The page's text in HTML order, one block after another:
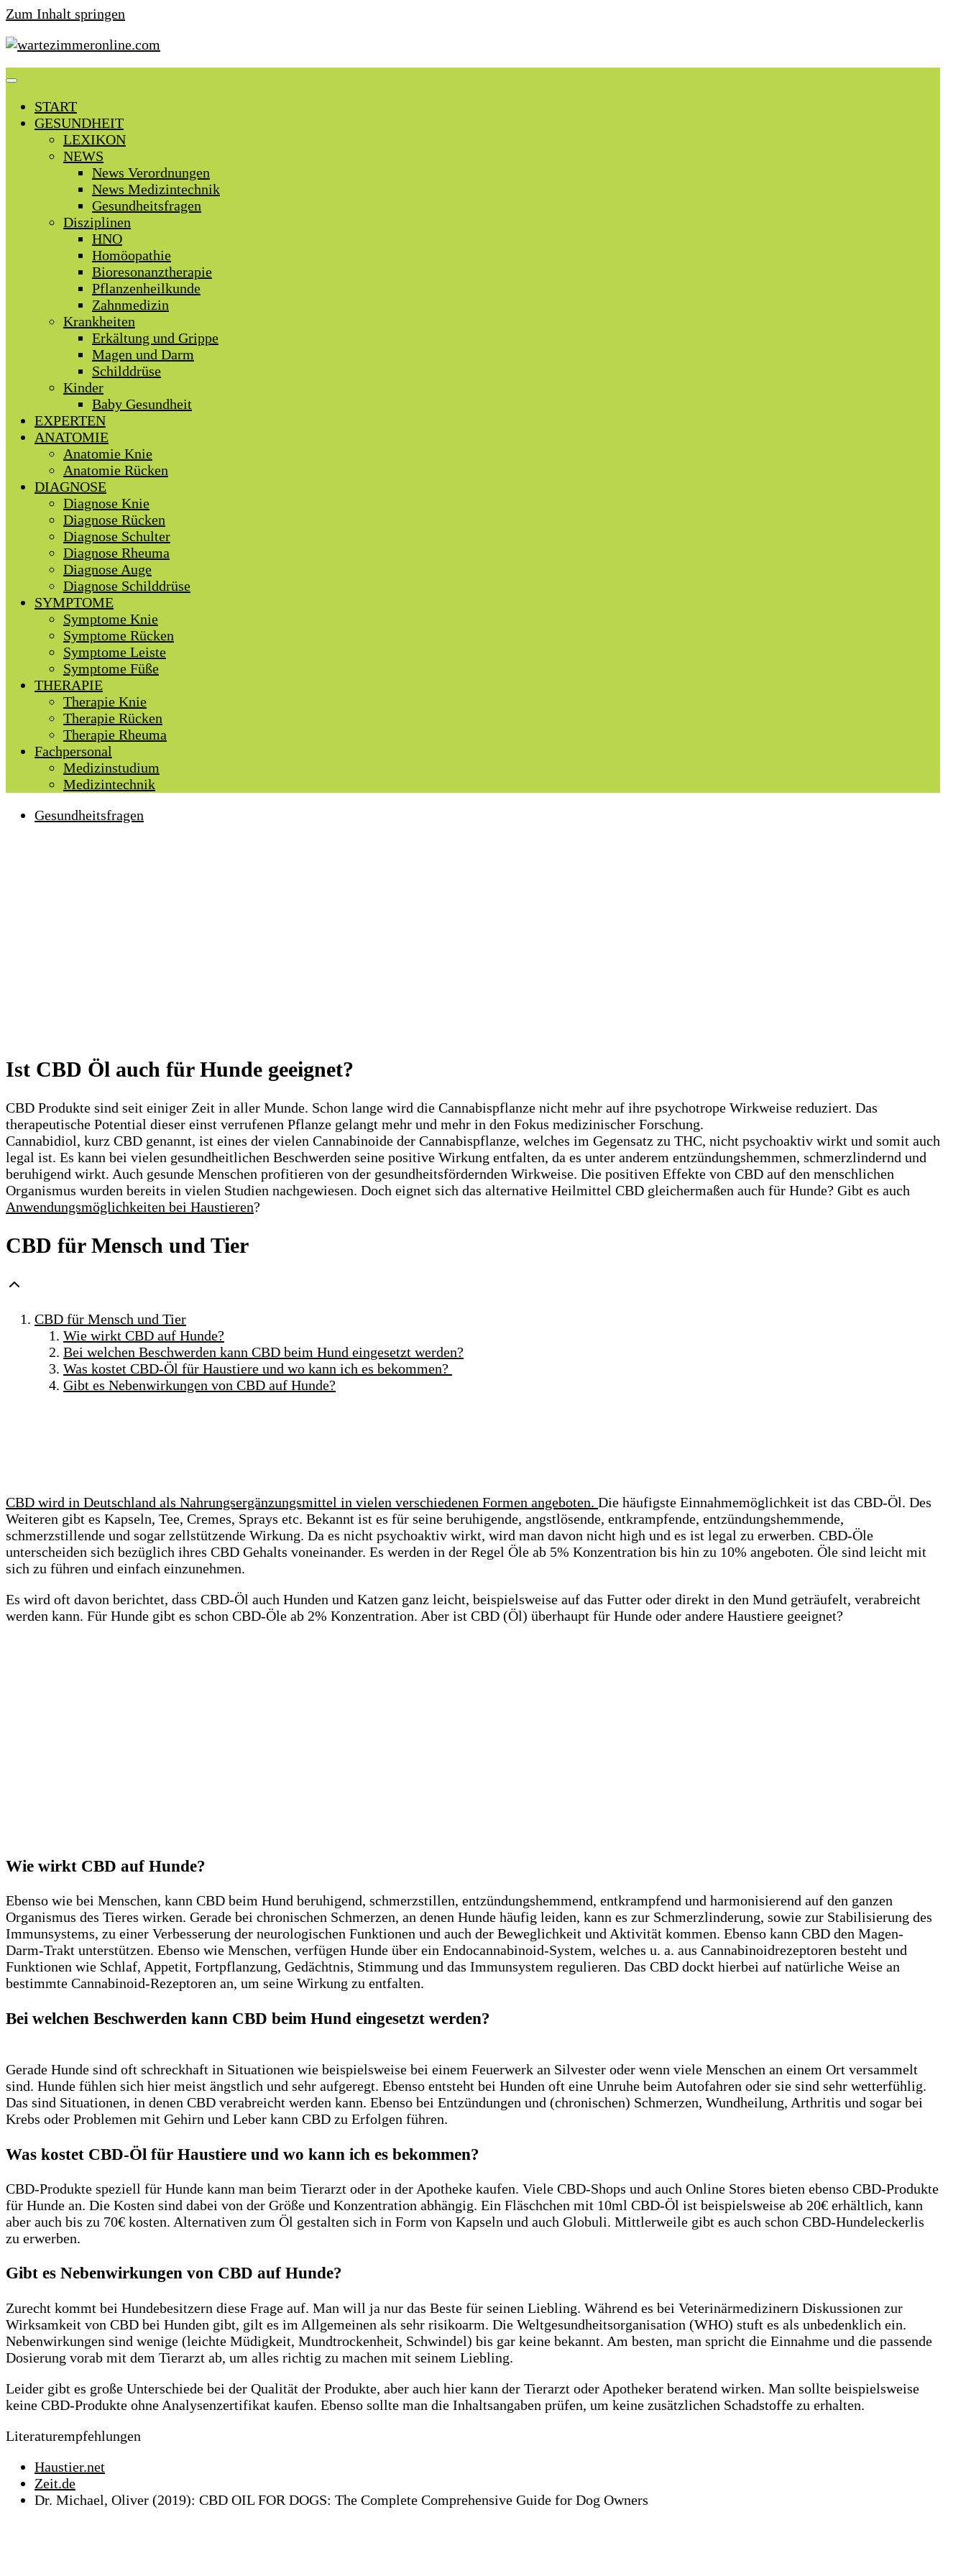
Zum Inhalt springen
START
GESUNDHEIT
LEXIKON
NEWS
News Verordnungen
News Medizintechnik
Gesundheitsfragen
Disziplinen
HNO
Homöopathie
Bioresonanztherapie
Pflanzenheilkunde
Zahnmedizin
Krankheiten
Erkältung und Grippe
Magen und Darm
Schilddrüse
Kinder
Baby Gesundheit
EXPERTEN
ANATOMIE
Anatomie Knie
Anatomie Rücken
DIAGNOSE
Diagnose Knie
Diagnose Rücken
Diagnose Schulter
Diagnose Rheuma
Diagnose Auge
Diagnose Schilddrüse
SYMPTOME
Symptome Knie
Symptome Rücken
Symptome Leiste
Symptome Füße
THERAPIE
Therapie Knie
Therapie Rücken
Therapie Rheuma
Fachpersonal
Medizinstudium
Medizintechnik
Gesundheitsfragen
Ist CBD Öl auch für Hunde geeignet?
CBD Produkte sind seit einiger Zeit in aller Munde. Schon lange wird die Cannabispflanze nicht mehr auf ihre psychotrope Wirkweise reduziert. Das
therapeutische Potential dieser einst verrufenen Pflanze gelangt mehr und mehr in den Fokus medizinischer Forschung.
Cannabidiol, kurz CBD genannt, ist eines der vielen Cannabinoide der Cannabispflanze, welches im Gegensatz zu THC, nicht psychoaktiv wirkt und somit auch
legal ist. Es kann bei vielen gesundheitlichen Beschwerden seine positive Wirkung entfalten, da es unter anderem entzündungshemmen, schmerzlindernd und
beruhigend wirkt. Auch gesunde Menschen profitieren von der gesundheitsfördernden Wirkweise. Die positiven Effekte von CBD auf den menschlichen
Organismus wurden bereits in vielen Studien nachgewiesen. Doch eignet sich das alternative Heilmittel CBD gleichermaßen auch für Hunde? Gibt es auch
Anwendungsmöglichkeiten bei Haustieren?
CBD für Mensch und Tier
CBD für Mensch und Tier
Wie wirkt CBD auf Hunde?
Bei welchen Beschwerden kann CBD beim Hund eingesetzt werden?
Was kostet CBD-Öl für Haustiere und wo kann ich es bekommen?
Gibt es Nebenwirkungen von CBD auf Hunde?
CBD wird in Deutschland als Nahrungsergänzungsmittel in vielen verschiedenen Formen angeboten. Die häufigste Einnahmemöglichkeit ist das CBD-Öl. Des
Weiteren gibt es Kapseln, Tee, Cremes, Sprays etc. Bekannt ist es für seine beruhigende, angstlösende, entkrampfende, entzündungshemmende,
schmerzstillende und sogar zellstützende Wirkung. Da es nicht psychoaktiv wirkt, wird man davon nicht high und es ist legal zu erwerben. CBD-Öle
unterscheiden sich bezüglich ihres CBD Gehalts voneinander. Es werden in der Regel Öle ab 5% Konzentration bis hin zu 10% angeboten. Öle sind leicht mit
sich zu führen und einfach einzunehmen.
Es wird oft davon berichtet, dass CBD-Öl auch Hunden und Katzen ganz leicht, beispielsweise auf das Futter oder direkt in den Mund geträufelt, verabreicht
werden kann. Für Hunde gibt es schon CBD-Öle ab 2% Konzentration. Aber ist CBD (Öl) überhaupt für Hunde oder andere Haustiere geeignet?
Wie wirkt CBD auf Hunde?
Ebenso wie bei Menschen, kann CBD beim Hund beruhigend, schmerzstillen, entzündungshemmend, entkrampfend und harmonisierend auf den ganzen
Organismus des Tieres wirken. Gerade bei chronischen Schmerzen, an denen Hunde häufig leiden, kann es zur Schmerzlinderung, sowie zur Stabilisierung des
Immunsystems, zu einer Verbesserung der neurologischen Funktionen und auch der Beweglichkeit und Aktivität kommen. Ebenso kann CBD den Magen-
Darm-Trakt unterstützen. Ebenso wie Menschen, verfügen Hunde über ein Endocannabinoid-System, welches u. a. aus Cannabinoidrezeptoren besteht und
Funktionen wie Schlaf, Appetit, Fortpflanzung, Gedächtnis, Stimmung und das Immunsystem regulieren. Das CBD dockt hierbei auf natürliche Weise an
bestimmte Cannabinoid-Rezeptoren an, um seine Wirkung zu entfalten.
Bei welchen Beschwerden kann CBD beim Hund eingesetzt werden?
Gerade Hunde sind oft schreckhaft in Situationen wie beispielsweise bei einem Feuerwerk an Silvester oder wenn viele Menschen an einem Ort versammelt
sind. Hunde fühlen sich hier meist ängstlich und sehr aufgeregt. Ebenso entsteht bei Hunden oft eine Unruhe beim Autofahren oder sie sind sehr wetterfühlig.
Das sind Situationen, in denen CBD verabreicht werden kann. Ebenso bei Entzündungen und (chronischen) Schmerzen, Wundheilung, Arthritis und sogar bei
Krebs oder Problemen mit Gehirn und Leber kann CBD zu Erfolgen führen.
Was kostet CBD-Öl für Haustiere und wo kann ich es bekommen?
CBD-Produkte speziell für Hunde kann man beim Tierarzt oder in der Apotheke kaufen. Viele CBD-Shops und auch Online Stores bieten ebenso CBD-Produkte
für Hunde an. Die Kosten sind dabei von der Größe und Konzentration abhängig. Ein Fläschchen mit 10ml CBD-Öl ist beispielsweise ab 20€ erhältlich, kann
aber auch bis zu 70€ kosten. Alternativen zum Öl gestalten sich in Form von Kapseln und auch Globuli. Mittlerweile gibt es auch schon CBD-Hundeleckerlis
zu erwerben.
Gibt es Nebenwirkungen von CBD auf Hunde?
Zurecht kommt bei Hundebesitzern diese Frage auf. Man will ja nur das Beste für seinen Liebling. Während es bei Veterinärmedizinern Diskussionen zur
Wirksamkeit von CBD bei Hunden gibt, gilt es im Allgemeinen als sehr risikoarm. Die Weltgesundheitsorganisation (WHO) stuft es als unbedenklich ein.
Nebenwirkungen sind wenige (leichte Müdigkeit, Mundtrockenheit, Schwindel) bis gar keine bekannt. Am besten, man spricht die Einnahme und die passende
Dosierung vorab mit dem Tierarzt ab, um alles richtig zu machen mit seinem Liebling.
Leider gibt es große Unterschiede bei der Qualität der Produkte, aber auch hier kann der Tierarzt oder Apotheker beratend wirken. Man sollte beispielsweise
keine CBD-Produkte ohne Analysenzertifikat kaufen. Ebenso sollte man die Inhaltsangaben prüfen, um keine zusätzlichen Schadstoffe zu erhalten.
Literaturempfehlungen
Haustier.net
Zeit.de
Dr. Michael, Oliver (2019): CBD OIL FOR DOGS: The Complete Comprehensive Guide for Dog Owners